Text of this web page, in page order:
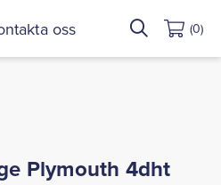
oss
Sök
efter:
(0)
Plymouth 4dht